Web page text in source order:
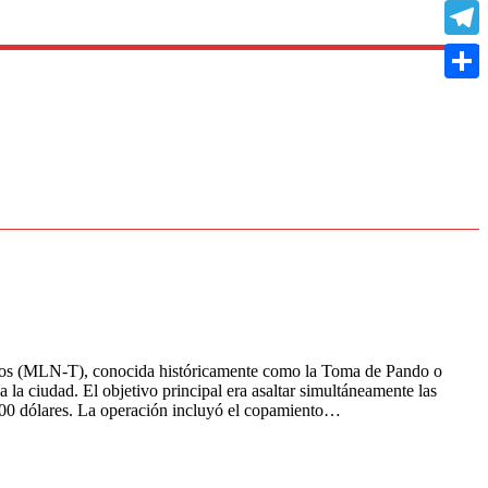
(MLN-T), conocida históricamente como la Toma de Pando o
ciudad. El objetivo principal era asaltar simultáneamente las
dólares. La operación incluyó el copamiento…
Copy
Link